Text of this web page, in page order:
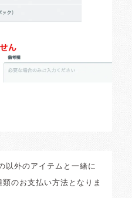
以外のアイテムと一緒に
のお支払い方法となりま